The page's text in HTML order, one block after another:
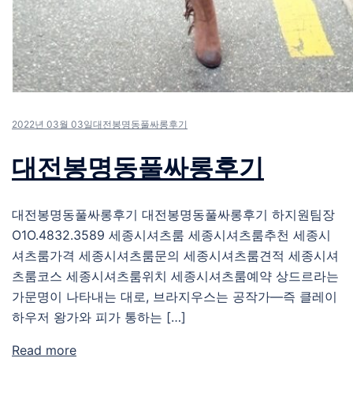
2022년 03월 03일대전봉명동풀싸롱후기
대전봉명동풀싸롱후기
대전봉명동풀싸롱후기 대전봉명동풀싸롱후기 하지원팀장
O1O.4832.3589 세종시셔츠룸 세종시셔츠룸추천 세종시
셔츠룸가격 세종시셔츠룸문의 세종시셔츠룸견적 세종시셔
츠룸코스 세종시셔츠룸위치 세종시셔츠룸예약 상드르라는
가문명이 나타내는 대로, 브라지우스는 공작가—즉 클레이
하우저 왕가와 피가 통하는 […]
Read more